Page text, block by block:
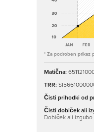
* Za podroben prikaz
Matična:
TRR:
Čisti prihodki od
Čisti dobiček ali
Dobiček ali